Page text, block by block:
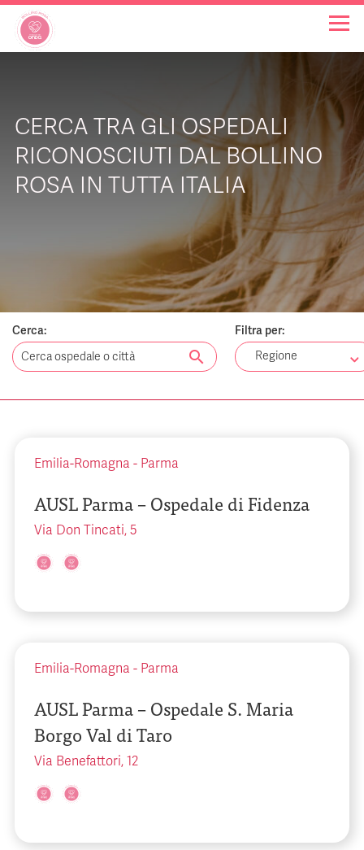
INIZIATIVE
NOTIZIE
CHI SIAMO
CERCA TRA GLI OSPEDALI
RICONOSCIUTI DAL BOLLINO
ROSA IN TUTTA ITALIA
Cerca:
search
Filtra per:
Regione
Emilia-Romagna - Parma
AUSL Parma – Ospedale di Fidenza
Via Don Tincati, 5
Emilia-Romagna - Parma
AUSL Parma – Ospedale S. Maria
Borgo Val di Taro
Via Benefattori, 12